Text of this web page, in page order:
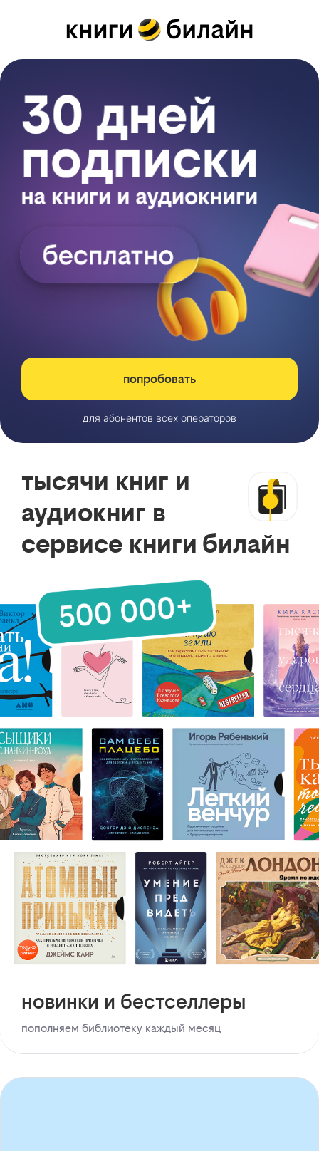
попробовать
для абонентов всех операторов
тысячи книг и
аудиокниг в
сервисе книги билайн
новинки и бестселлеры
пополняем библиотеку каждый месяц